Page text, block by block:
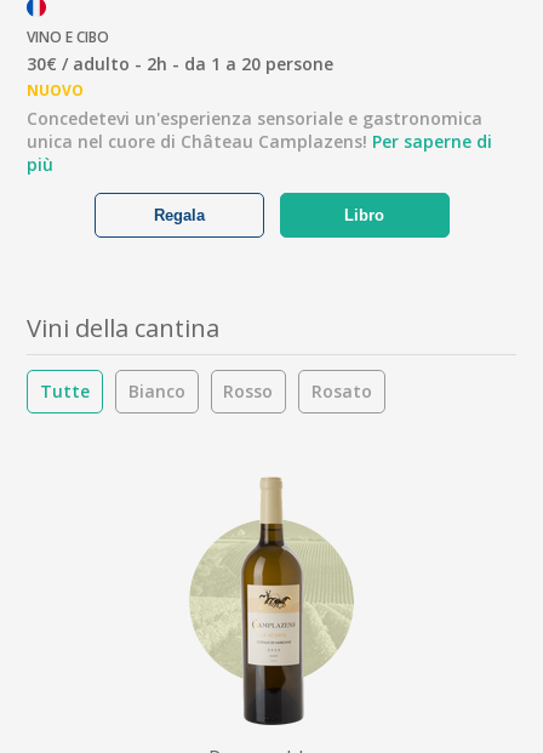
VINO E CIBO
30€ / adulto - 2h - da 1 a 20 persone
NUOVO
Concedetevi un'esperienza sensoriale e gastronomica
unica nel cuore di Château Camplazens! Per saperne di
più
Libro
Regala
Vini della cantina
Tutte Bianco Rosso Rosato